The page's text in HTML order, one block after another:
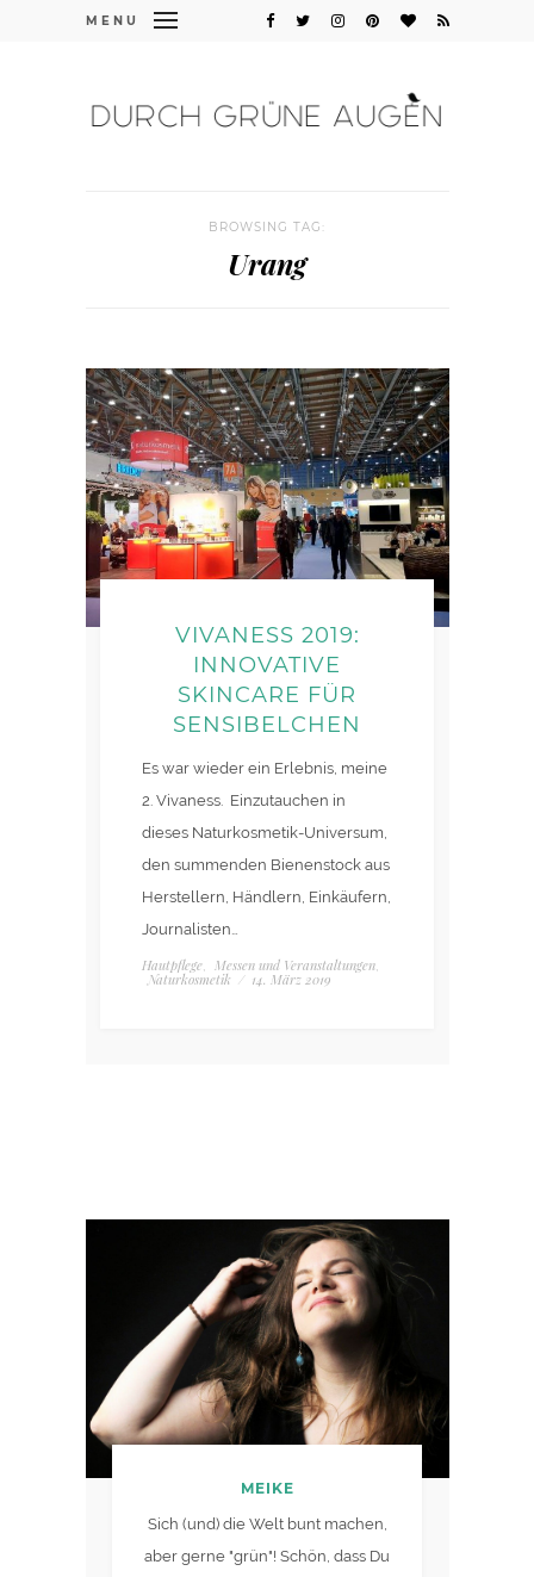
MENU
BROWSING TAG:
Urang
VIVANESS 2019:
INNOVATIVE
SKINCARE FÜR
SENSIBELCHEN
Es war wieder ein Erlebnis, meine
2. Vivaness. Einzutauchen in
dieses Naturkosmetik-Universum,
den summenden Bienenstock aus
Herstellern, Händlern, Einkäufern,
Journalisten…
Hautpflege, Messen und Veranstaltungen,
Naturkosmetik / 14. März 2019
MEIKE
Sich (und) die Welt bunt machen,
aber gerne "grün"! Schön, dass Du